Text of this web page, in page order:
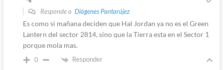
Responde a Diógenes Pantarújez
Es como si mañana deciden que Hal Jordan ya no es el Green
Lantern del sector 2814, sino que la Tierra esta en el Sector 1
porque mola mas.
0 Responder